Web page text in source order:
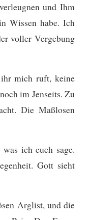
und Ihm
Wissen habe. Ich
voller Vergebung
mich ruft, keine
im Jenseits. Zu
Die Maßlosen
ich euch sage.
Gott sieht
Arglist, und die